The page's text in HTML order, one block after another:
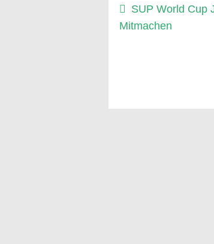
Vorheriger
Beitrag:
SUP World Cup
Mitmachen